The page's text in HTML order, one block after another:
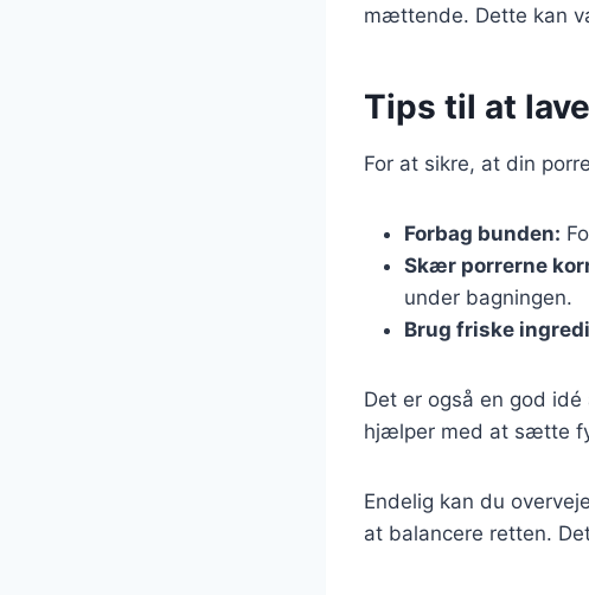
mættende. Dette kan
Tips til at
For at sikre, at din
Forbag bunden:
Skær porrerne
under bagningen.
Brug friske
Det er også en god
hjælper med at sætte
Endelig kan du
at balancere retten.